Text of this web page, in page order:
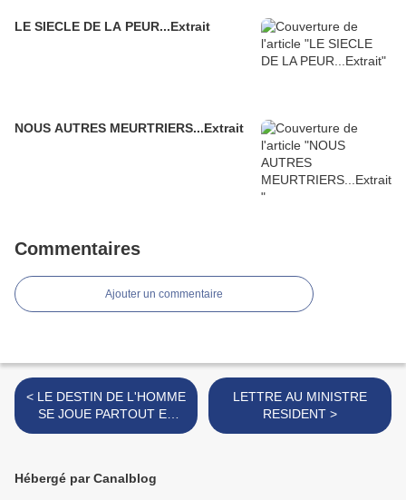
LE SIECLE DE LA PEUR...Extrait
NOUS AUTRES MEURTRIERS...Extrait
Commentaires
Ajouter un commentaire
< LE DESTIN DE L'HOMME
SE JOUE PARTOUT ET
TOUT LE TEMPS
LETTRE AU MINISTRE
RESIDENT >
Hébergé par Canalblog